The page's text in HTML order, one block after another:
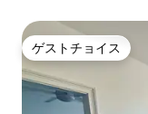
ゲストチョイス
ゲストチョイス